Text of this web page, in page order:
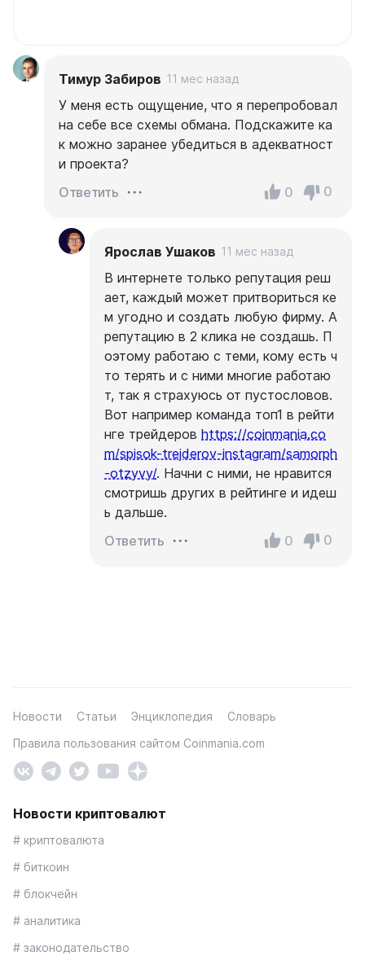
Тимур Забиров 11 мес назад
У меня есть ощущение, что я перепробовал
на себе все схемы обмана. Подскажите ка
к можно заранее убедиться в адекватност
и проекта?
Ответить
0 0
Ярослав Ушаков 11 мес назад
В интернете только репутация реш
ает, каждый может притвориться ке
м угодно и создать любую фирму. А
репутацию в 2 клика не создашь. П
оэтому работаю с теми, кому есть ч
то терять и с ними многие работаю
т, так я страхуюсь от пустословов.
Вот например команда топ1 в рейти
нге трейдеров https://coinmania.co
m/spisok-trejderov-instagram/samorph
-otzyvy/. Начни с ними, не нравится
смотришь других в рейтинге и идеш
ь дальше.
Ответить
0 0
Новости Статьи Энциклопедия
Словарь
Правила пользования сайтом Coinmania.com
Новости криптовалют
# криптовалюта
# биткоин
# блокчейн
# аналитика
# законодательство